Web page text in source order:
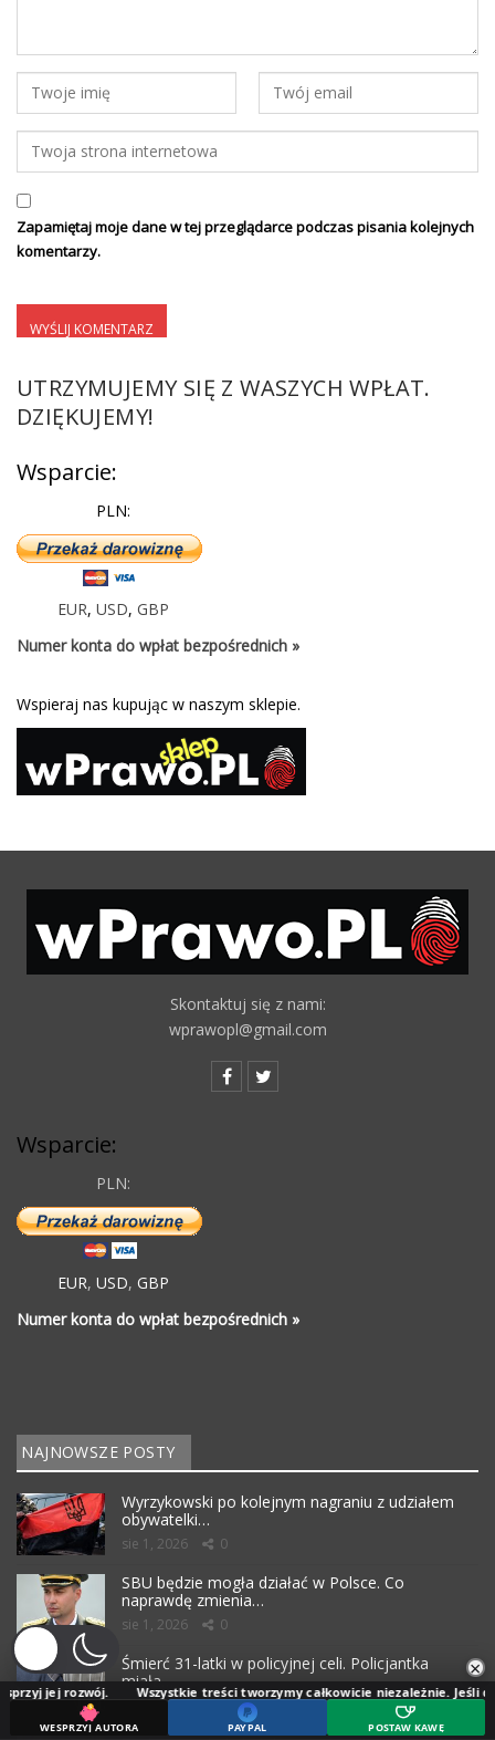
Zapamiętaj moje dane w tej przeglądarce podczas pisania kolejnych
komentarzy.
UTRZYMUJEMY SIĘ Z WASZYCH WPŁAT.
DZIĘKUJEMY!
Wsparcie:
PLN:
EUR, USD, GBP
Numer konta do wpłat bezpośrednich »
Wspieraj nas kupując w naszym sklepie.
Skontaktuj się z nami:
wprawopl@gmail.com
Wsparcie:
PLN:
EUR, USD, GBP
Numer konta do wpłat bezpośrednich »
NAJNOWSZE POSTY
Wyrzykowski po kolejnym nagraniu z udziałem
obywatelki…
sie 1, 2026 0
SBU będzie mogła działać w Polsce. Co
naprawdę zmienia…
sie 1, 2026 0
Śmierć 31-latki w policyjnej celi. Policjantka
miała…
sie 1, 2026 0
×
Wszystkie treści tworzymy całkowicie niezależnie. Jeśli doceniasz
WESPRZYJ AUTORA PAYPAL POSTAW KAWĘ